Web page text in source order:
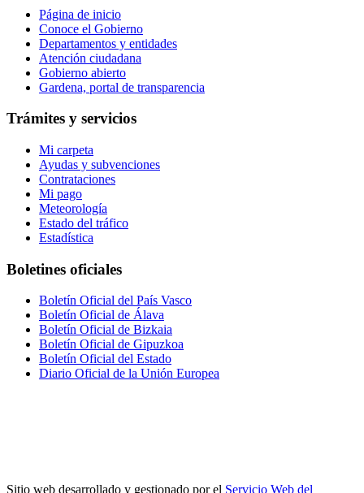
Página de inicio
Conoce el Gobierno
Departamentos y entidades
Atención ciudadana
Gobierno abierto
Gardena, portal de transparencia
Trámites y servicios
Mi carpeta
Ayudas y subvenciones
Contrataciones
Mi pago
Meteorología
Estado del tráfico
Estadística
Boletines oficiales
Boletín Oficial del País Vasco
Boletín Oficial de Álava
Boletín Oficial de Bizkaia
Boletín Oficial de Gipuzkoa
Boletín Oficial del Estado
Diario Oficial de la Unión Europea
Sitio web desarrollado y gestionado por el Servicio Web del